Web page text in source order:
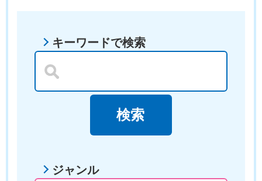
キーワードで検索
ジャンル